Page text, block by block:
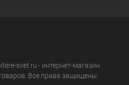
svet.ru - интернет-магазин
Все права защищены.